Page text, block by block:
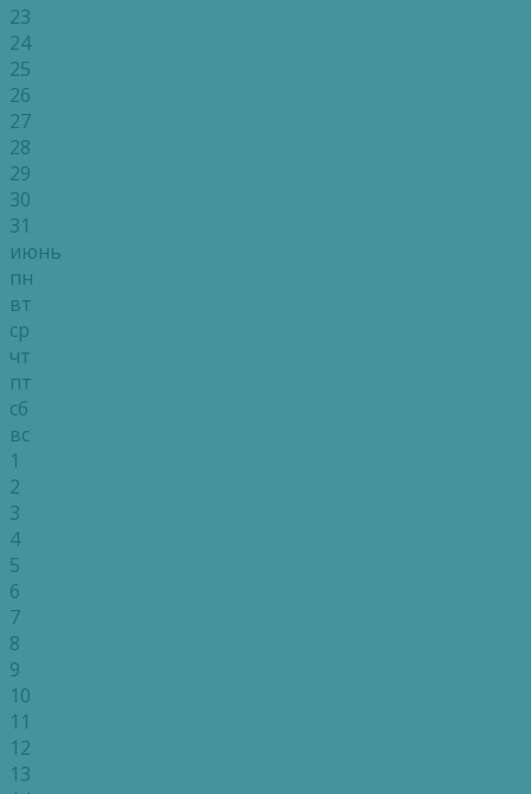
23
24
25
26
27
28
29
30
31
июнь
пн
вт
ср
чт
пт
сб
вс
1
2
3
4
5
6
7
8
9
10
11
12
13